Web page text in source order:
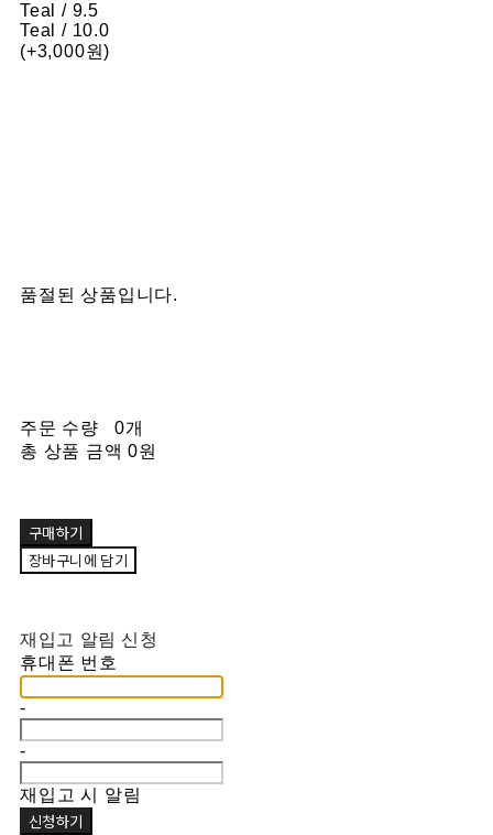
Teal / 9.5
Teal / 10.0
(+3,000원)
품절된 상품입니다.
주문 수량
0개
총 상품 금액 0원
구매하기
장바구니에 담기
재입고 알림 신청
휴대폰 번호
-
-
재입고 시 알림
신청하기